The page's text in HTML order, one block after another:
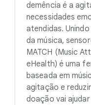
demência é a
necessidades
atendidas.
da música,
MATCH (Music
eHealth) é uma
baseada em
agitação e
doação vai